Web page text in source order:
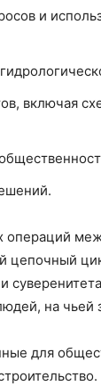
и
включая
операций
цепочный
на
для